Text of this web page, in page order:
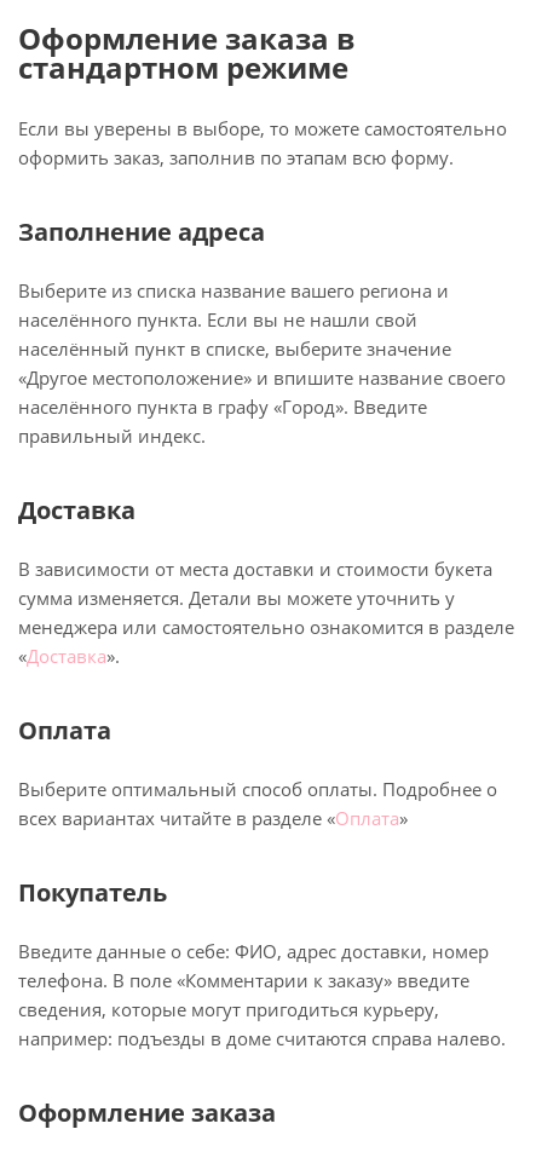
Оформление заказа в
стандартном режиме
Если вы уверены в выборе, то можете самостоятельно
оформить заказ, заполнив по этапам всю форму.
Заполнение адреса
Выберите из списка название вашего региона и
населённого пункта. Если вы не нашли свой
населённый пункт в списке, выберите значение
«Другое местоположение» и впишите название своего
населённого пункта в графу «Город». Введите
правильный индекс.
Доставка
В зависимости от места доставки и стоимости букета
сумма изменяется. Детали вы можете уточнить у
менеджера или самостоятельно ознакомится в разделе
«Доставка».
Оплата
Выберите оптимальный способ оплаты. Подробнее о
всех вариантах читайте в разделе «Оплата»
Покупатель
Введите данные о себе: ФИО, адрес доставки, номер
телефона. В поле «Комментарии к заказу» введите
сведения, которые могут пригодиться курьеру,
например: подъезды в доме считаются справа налево.
Оформление заказа